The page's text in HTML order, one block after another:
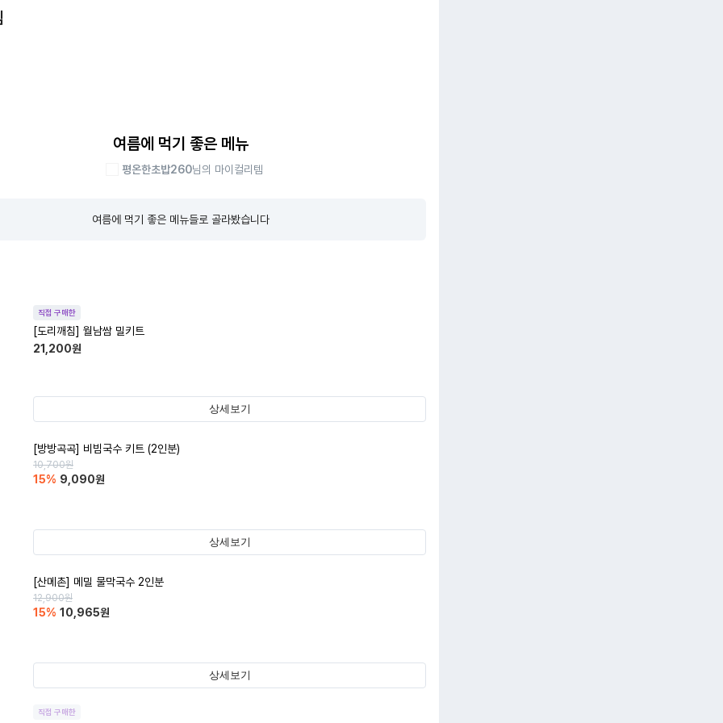
여름에 먹기 좋은 메뉴
평온한초밥260님의 마이컬리템
여름에 먹기 좋은 메뉴들로 골라봤습니다
직접 구매한
[도리깨침] 월남쌈 밀키트
21,200원
상세보기
[방방곡곡] 비빔국수 키트 (2인분)
10,700원
15% 9,090원
상세보기
[산메촌] 메밀 물막국수 2인분
12,900원
15% 10,965원
상세보기
직접 구매한